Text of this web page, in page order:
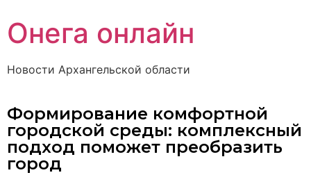
Онега онлайн
Новости Архангельской области
Формирование комфортной
городской среды: комплексный
подход поможет преобразить
город